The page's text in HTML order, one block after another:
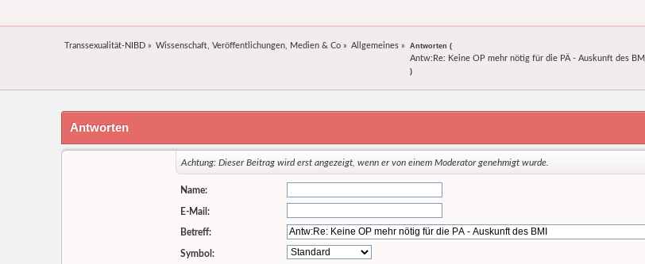
Transsexualität-NIBD» Wissenschaft, Veröffentlichungen, Medien & Co » Allgemeines » Antworten (
Antw:Re: Keine OP mehr nötig für die PÄ - Auskunft des BMI
)
Antworten
Achtung: Dieser Beitrag wird erst angezeigt, wenn er von einem Moderator genehmigt wurde.
Name:
E-Mail:
Betreff:
Symbol: